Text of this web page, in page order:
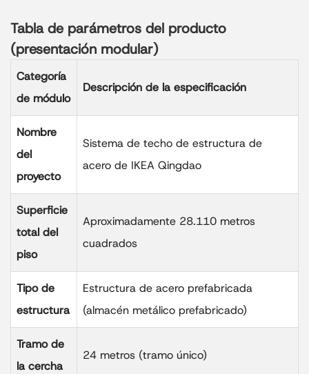
Tabla de parámetros del producto
(presentación modular)
Categoría
de módulo
Descripción de la especificación
Nombre
del
proyecto
Sistema de techo de estructura de
acero de IKEA Qingdao
Superficie
total del
piso
Aproximadamente 28.110 metros
cuadrados
Tipo de
estructura
Estructura de acero prefabricada
(almacén metálico prefabricado)
Tramo de
la cercha
24 metros (tramo único)